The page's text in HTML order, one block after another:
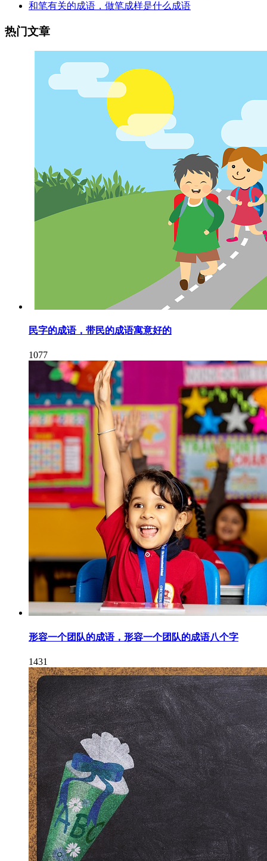
和笔有关的成语，做笔成样是什么成语
热门文章
民字的成语，带民的成语寓意好的
1077
形容一个团队的成语，形容一个团队的成语八个字
1431